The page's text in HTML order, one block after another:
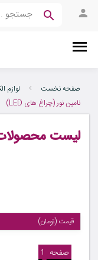
صفحه نخست لوازم
نامین نور (چراغ های LED)
لیست
قیمت (تومان)
صفحه 1